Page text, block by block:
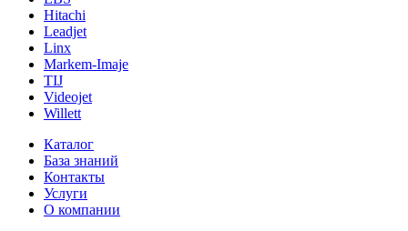
Hitachi
Leadjet
Linx
Markem-Imaje
TIJ
Videojet
Willett
Каталог
База знаний
Контакты
Услуги
О компании